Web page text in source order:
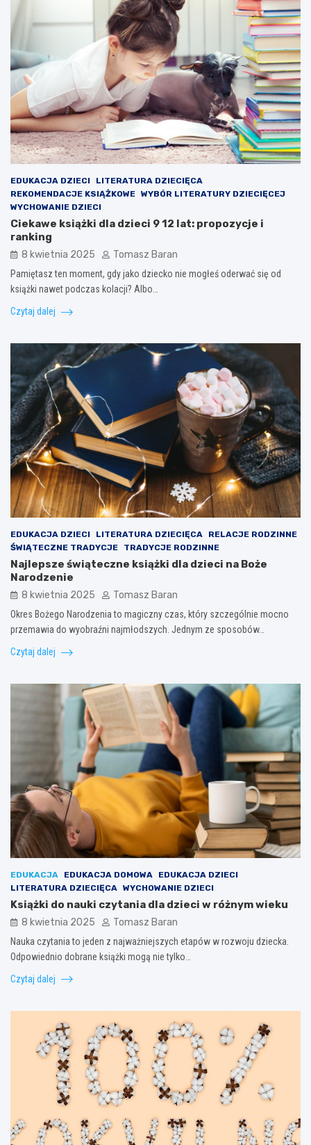
EDUKACJA DZIECI
LITERATURA DZIECIĘCA
REKOMENDACJE KSIĄŻKOWE WYBÓR LITERATURY DZIECIĘCEJ
WYCHOWANIE DZIECI
Ciekawe książki dla dzieci 9 12 lat: propozycje i
ranking
8 kwietnia 2025 Tomasz Baran
Pamiętasz ten moment, gdy jako dziecko nie mogłeś oderwać się od
książki nawet podczas kolacji? Albo…
Czytaj dalej
EDUKACJA DZIECI LITERATURA DZIECIĘCA
RELACJE RODZINNE
ŚWIĄTECZNE TRADYCJE
TRADYCJE RODZINNE
Najlepsze świąteczne książki dla dzieci na Boże
Narodzenie
8 kwietnia 2025 Tomasz Baran
Okres Bożego Narodzenia to magiczny czas, który szczególnie mocno
przemawia do wyobraźni najmłodszych. Jednym ze sposobów…
Czytaj dalej
EDUKACJA EDUKACJA DOMOWA
EDUKACJA DZIECI
LITERATURA DZIECIĘCA
WYCHOWANIE DZIECI
Książki do nauki czytania dla dzieci w różnym wieku
8 kwietnia 2025 Tomasz Baran
Nauka czytania to jeden z najważniejszych etapów w rozwoju dziecka.
Odpowiednio dobrane książki mogą nie tylko…
Czytaj dalej